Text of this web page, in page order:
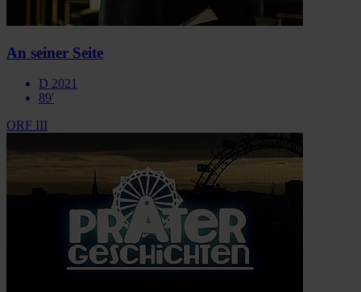
An seiner Seite
D 2021
89'
ORF III